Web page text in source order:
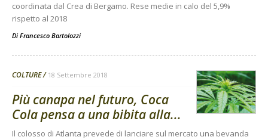
coordinata dal Crea di Bergamo. Rese medie in calo del 5,9%
rispetto al 2018
Di Francesco Bartolozzi
COLTURE 18 Settembre 2018
Più canapa nel futuro, Coca
Cola pensa a una bibita alla...
Il colosso di Atlanta prevede di lanciare sul mercato una bevanda